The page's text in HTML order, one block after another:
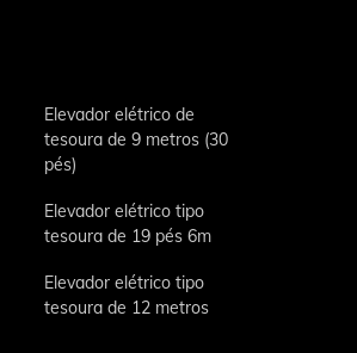
Elevador elétrico de
tesoura de 9 metros (30
pés)
Elevador elétrico tipo
tesoura de 19 pés 6m
Elevador elétrico tipo
tesoura de 12 metros